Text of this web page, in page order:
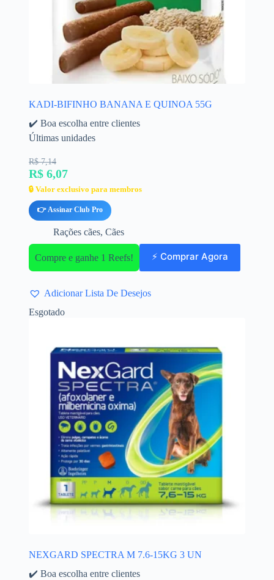
KADI-BIFINHO BANANA E QUINOA 55G
✔️ Boa escolha entre clientes
Últimas unidades
R$ 7,14
R$ 6,07
🔒 Valor exclusivo para membros
👉 Assinar Club Pro
Rações cães, Cães
Compre e ganhe 1 Reefs! ⚡ Comprar Agora
Adicionar Lista De Desejos
Esgotado
NEXGARD SPECTRA M 7.6-15KG 3 UN
✔️ Boa escolha entre clientes